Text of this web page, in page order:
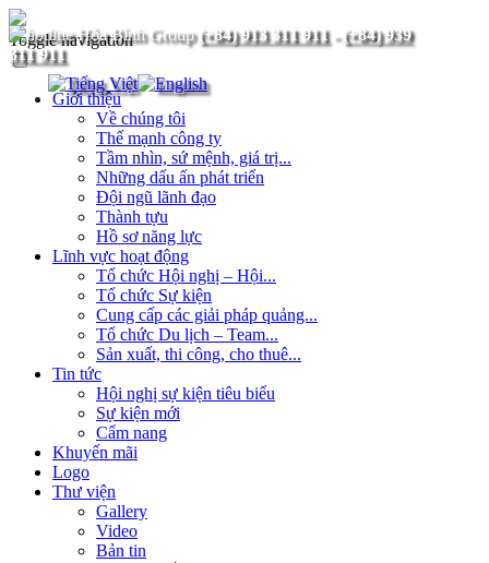
(+84) 913 311 911- (+84) 939
311 911
Toggle navigation
Giới thiệu
Về chúng tôi
Thế mạnh công ty
Tầm nhìn, sứ mệnh, giá trị...
Những dấu ấn phát triển
Đội ngũ lãnh đạo
Thành tựu
Hồ sơ năng lực
Lĩnh vực hoạt động
Tổ chức Hội nghị – Hội...
Tổ chức Sự kiện
Cung cấp các giải pháp quảng...
Tổ chức Du lịch – Team...
Sản xuất, thi công, cho thuê...
Tin tức
Hội nghị sự kiện tiêu biểu
Sự kiện mới
Cẩm nang
Khuyến mãi
Logo
Thư viện
Gallery
Video
Bản tin